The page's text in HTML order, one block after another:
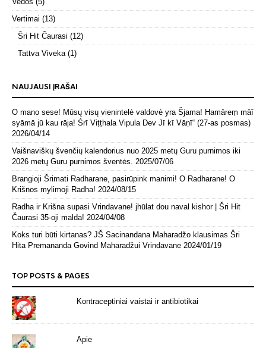
Vertimai (13)
Šri Hit Čaurasi (12)
Tattva Viveka (1)
NAUJAUSI ĮRAŠAI
O mano sese! Mūsų visų vienintelė valdovė yra Šjama! Hamāreṃ māī
syāmā jū kau rāja! Śrī Viṭṭhala Vipula Dev Jī kī Vāṇī“ (27-as posmas)
2026/04/14
Vaišnaviškų švenčių kalendorius nuo 2025 metų Guru purnimos iki
2026 metų Guru purnimos šventės.
2025/07/06
Brangioji Šrimati Radharane, pasirūpink manimi! O Radharane! O
Krišnos mylimoji Radha! 2024/08/15
Radha ir Krišna supasi Vrindavane! jhūlat dou naval kishor | Šri Hit
Čaurasi 35-oji malda! 2024/04/08
Koks turi būti kirtanas? JŠ Sacinandana Maharadžo klausimas Šri
Hita Premananda Govind Maharadžui Vrindavane 2024/01/19
TOP POSTS & PAGES
Kontraceptiniai vaistai ir antibiotikai
Apie